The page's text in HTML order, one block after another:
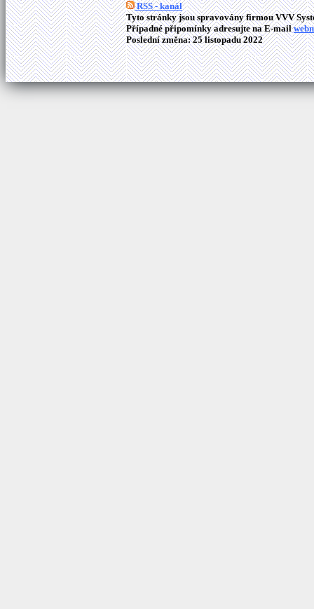
RSS - kanál
Tyto stránky jsou spravovány firmou VVV
Případné připomínky adresujte na E-mail
Poslední změna: 25 listopadu 2022